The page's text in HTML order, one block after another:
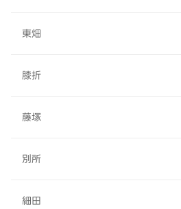
東畑
膝折
藤塚
別所
細田